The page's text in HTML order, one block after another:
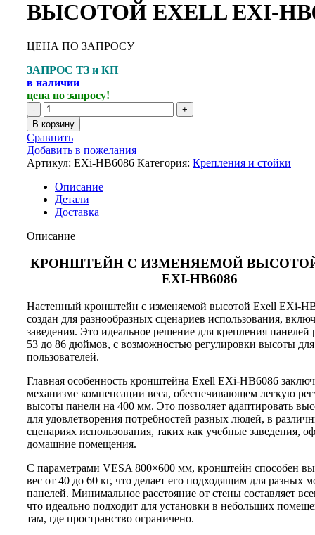
ВЫСОТОЙ EXELL EXI-
ЦЕНА ПО ЗАПРОСУ
ЗАПРОС ТЗ и КП
в наличии
цена по запросу!
В корзину
Сравнить
Добавить в пожелания
Артикул: EXi-HB6086 Категория: Крепления и стойки
Описание
Детали
Доставка
Описание
КРОНШТЕЙН С ИЗМЕНЯЕМОЙ ВЫСОТОЙ
EXI-HB6086
Настенный кронштейн с изменяемой высотой Exell EXi-
создан для разнообразных сценариев использования,
заведения. Это идеальное решение для крепления панелей
53 до 86 дюймов, с возможностью регулировки высоты
пользователей.
Главная особенность кронштейна Exell EXi-HB6086
механизме компенсации веса, обеспечивающем легкую
высоты панели на 400 мм. Это позволяет адаптировать
для удовлетворения потребностей разных людей, в
сценариях использования, таких как учебные заведения,
домашние помещения.
С параметрами VESA 800×600 мм, кронштейн способен
вес от 40 до 60 кг, что делает его подходящим для разных
панелей. Минимальное расстояние от стены составляет
что идеально подходит для установки в небольших
там, где пространство ограничено.